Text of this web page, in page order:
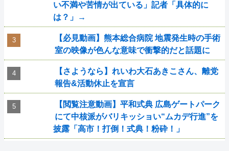
い不満や苦情が出ている」記者「具体的に
は？」→
【必見動画】熊本総合病院 地震発生時の手術
室の映像が色んな意味で衝撃的だと話題に
【さようなら】れいわ大石あきこさん、離党
報告&活動休止を宣言
【閲覧注意動画】平和式典 広島ゲートパーク
にて中核派がバリキッショい“ムカデ行進”を
披露「高市！打倒！式典！粉砕！」